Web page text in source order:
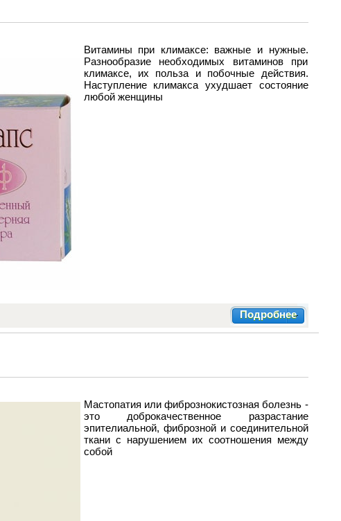
Витамины при климаксе: важные и нужные.
Разнообразие необходимых витаминов при
климаксе, их польза и побочные действия.
Наступление климакса ухудшает состояние
любой женщины
Подробнее
Мастопатия или фибрознокистозная болезнь -
это доброкачественное разрастание
эпителиальной, фиброзной и соединительной
ткани с нарушением их соотношения между
собой